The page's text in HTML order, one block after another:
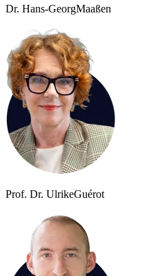
Dr. Hans-GeorgMaaßen
Prof. Dr. UlrikeGuérot